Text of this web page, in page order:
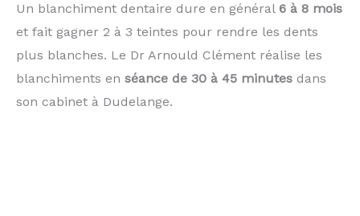
Un blanchiment dentaire dure en général 6 à 8 mois
et fait gagner 2 à 3 teintes pour rendre les dents
plus blanches. Le Dr Arnould Clément réalise les
blanchiments en séance de 30 à 45 minutes dans
son cabinet à Dudelange.